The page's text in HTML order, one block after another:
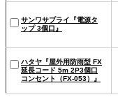
サンワサプライ『電源タ
ップ 3個口』
ハタヤ『屋外用防雨型 FX
延長コード 5m 2P3個口
コンセント（FX-053）』